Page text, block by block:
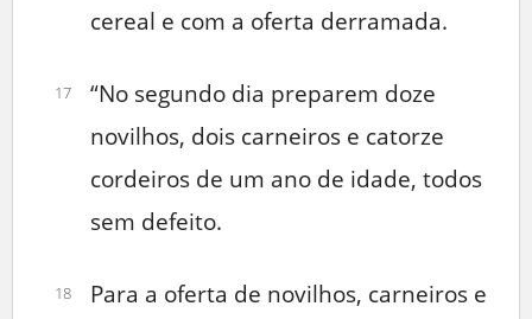
cereal e com a oferta derramada.
17
“No segundo dia preparem doze
novilhos, dois carneiros e catorze
cordeiros de um ano de idade, todos
sem defeito.
18
Para a oferta de novilhos, carneiros e